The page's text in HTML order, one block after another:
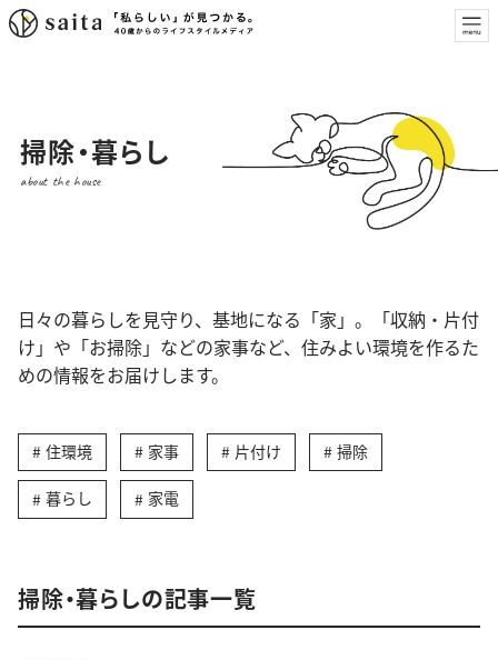
掃除・暮らし
about the house
日々の暮らしを見守り、基地になる「家」。「収納・片付
け」や「お掃除」などの家事など、住みよい環境を作るた
めの情報をお届けします。
住環境 家事 片付け 掃除
暮らし 家電
掃除・暮らしの記事一覧